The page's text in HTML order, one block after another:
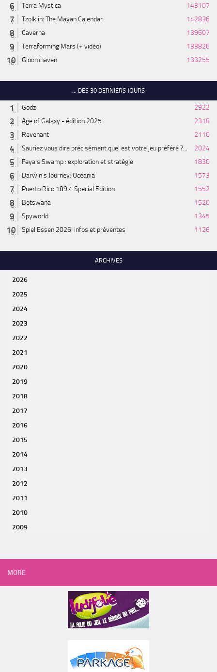
Terra Mystica
143107
Tzolk'in: The Mayan Calendar
142836
Caverna
139607
Terraforming Mars (+ vidéo)
133826
Gloomhaven
133255
... DES 30 DERNIERS JOURS
Godz
2922
Age of Galaxy - édition 2025
2318
Revenant
2110
Sauriez vous dire précisément quel est votre jeu préféré ?...
2024
Feya’s Swamp : exploration et stratégie
1830
Darwin's Journey: Oceania
1573
Puerto Rico 1897: Special Edition
1552
Botswana
1520
Spyworld
1345
Spiel Essen 2026: infos et préventes
1126
ARCHIVES
2026
2025
2024
2023
2022
2021
2020
2019
2018
2017
2016
2015
2014
2013
2012
2011
2010
2009
MORE